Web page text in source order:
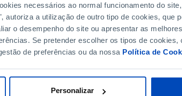
necessários ao normal funcionamento do
autoriza a utilização de outro tipo de cookies, que
o desempenho do site ou apresentar as
Se pretender escolher os tipos de cookies,
de preferências ou da nossa Política de
Personalizar
38.062
17.603
14.599